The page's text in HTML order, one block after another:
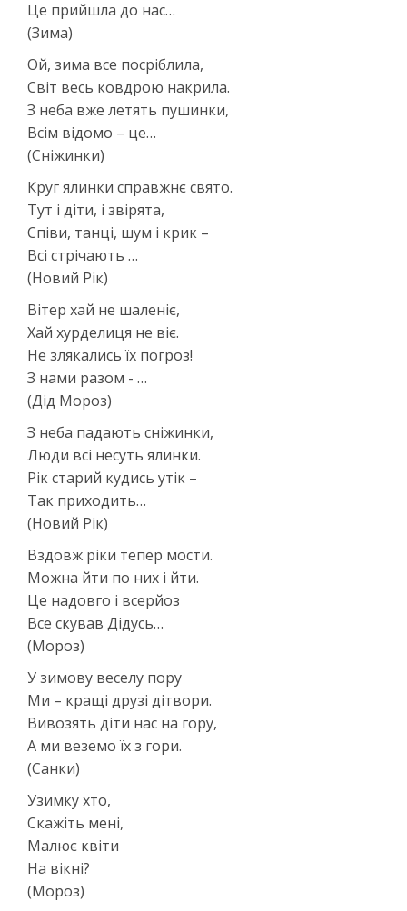
Це прийшла до нас…
(Зима)
Ой, зима все посріблила,
Світ весь ковдрою накрила.
З неба вже летять пушинки,
Всім відомо – це…
(Сніжинки)
Круг ялинки справжнє свято.
Тут і діти, і звірята,
Співи, танці, шум і крик –
Всі стрічають …
(Новий Рік)
Вітер хай не шаленіє,
Хай хурделиця не віє.
Не злякались їх погроз!
З нами разом - …
(Дід Мороз)
З неба падають сніжинки,
Люди всі несуть ялинки.
Рік старий кудись утік –
Так приходить…
(Новий Рік)
Вздовж ріки тепер мости.
Можна йти по них і йти.
Це надовго і всерйоз
Все скував Дідусь…
(Мороз)
У зимову веселу пору
Ми – кращі друзі дітвори.
Вивозять діти нас на гору,
А ми веземо їх з гори.
(Санки)
Узимку хто,
Скажіть мені,
Малює квіти
На вікні?
(Мороз)